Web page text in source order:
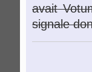
avait
signale